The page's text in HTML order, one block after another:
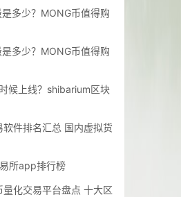
多少？MONG币值得购
多少？MONG币值得购
候上线？shibarium区块
软件排名汇总 国内虚拟货
所app排行榜
量化交易平台盘点 十大区